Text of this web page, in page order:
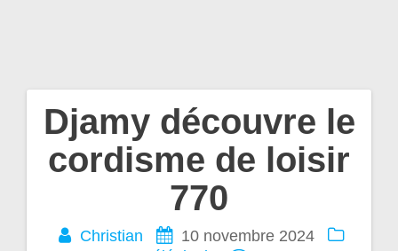
Djamy découvre le
cordisme de loisir
770
Christian
10 novembre 2024
Navigation
de